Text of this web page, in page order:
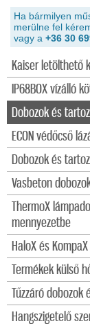
Kaiser letölthető
IP68BOX vízálló
Dobozok és
ECON védőcső
Dobozok és
Vasbeton
ThermoX
mennyezetbe
HaloX és
Termékek külső
Tűzzáró dobozok
Hangszigetelő
Ha bármilyen
merülne fel
vagy a +36 30